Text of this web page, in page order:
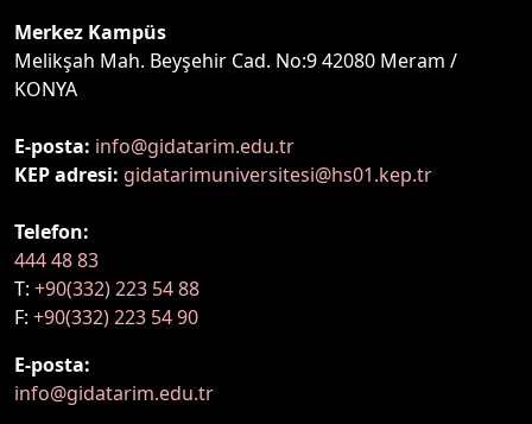
Merkez Kampüs
Melikşah Mah. Beyşehir Cad. No:9 42080 Meram /
KONYA
E-posta: info@gidatarim.edu.tr
KEP adresi: gidatarimuniversitesi@hs01.kep.tr
Telefon:
444 48 83
T: +90(332) 223 54 88
F: +90(332) 223 54 90
E-posta:
info@gidatarim.edu.tr